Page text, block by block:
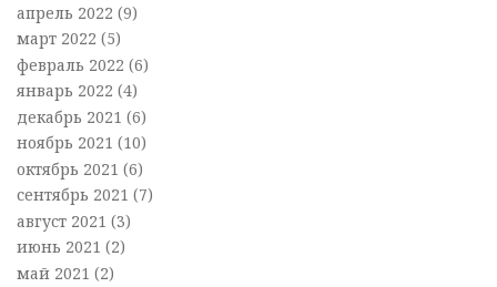
апрель 2022 (9)
март 2022 (5)
февраль 2022 (6)
январь 2022 (4)
декабрь 2021 (6)
ноябрь 2021 (10)
октябрь 2021 (6)
сентябрь 2021 (7)
август 2021 (3)
июнь 2021 (2)
май 2021 (2)